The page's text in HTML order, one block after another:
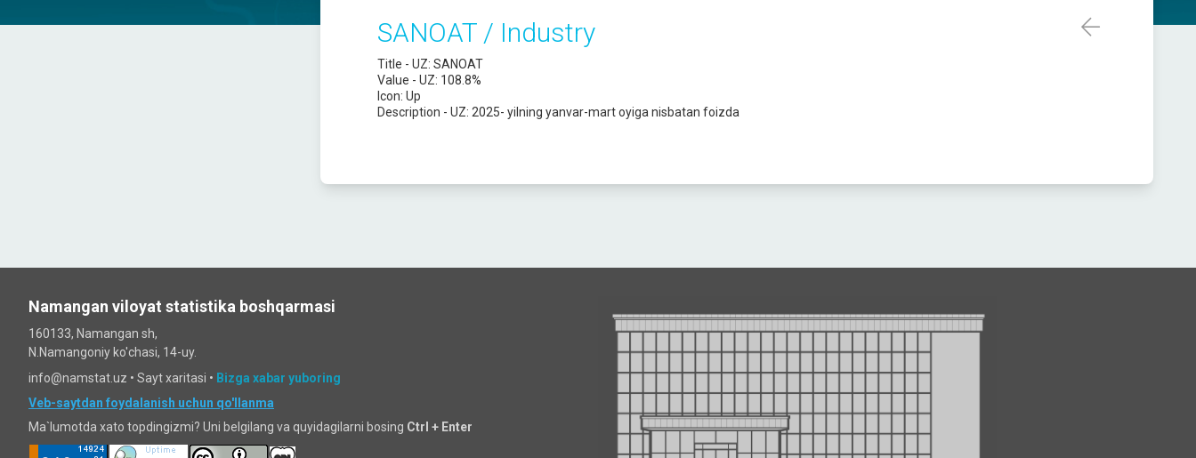
SANOAT / Industry
Title - UZ: SANOAT
Value - UZ: 108.8%
Icon: Up
Description - UZ: 2025- yilning yanvar-mart oyiga nisbatan foizda
Namangan viloyat statistika boshqarmasi
160133, Namangan sh,
N.Namangoniy ko'chasi, 14-uy.
info@namstat.uz • Sayt xaritasi • Bizga xabar yuboring
Veb-saytdan foydalanish uchun qo'llanma
Ma`lumotda xato topdingizmi? Uni belgilang va quyidagilarni bosing Ctrl + Enter